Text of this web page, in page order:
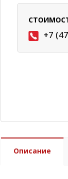
+7
Описание